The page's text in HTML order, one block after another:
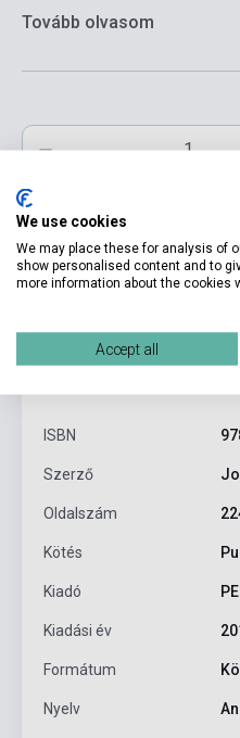
Tovább olvasom
Termékjellemzők
ISBN
Szerző
Oldalszám
Kötés
Kiadó
Kiadási év
Formátum
Nyelv
We use cookies
We may place these for analysis of
show personalised content and to
more information about the cookies
Accept all